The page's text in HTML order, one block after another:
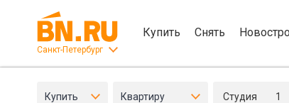
Санкт-Петербург
Купить Снять
Купить Квартиру Студия 1